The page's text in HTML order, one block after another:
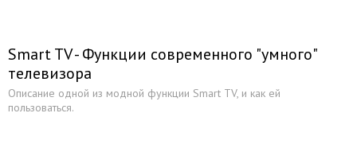
Smart TV - Функции современного "умного"
телевизора
Описание одной из модной функции Smart TV, и как ей
пользоваться.